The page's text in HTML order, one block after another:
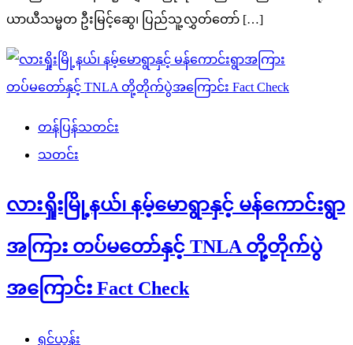
ယာယီသမ္မတ ဦးမြင့်ဆွေ၊ ပြည်သူ့လွှတ်တော် […]
တန်ပြန်သတင်း
သတင်း
လားရှိုးမြို့နယ်၊ နမ့်မောရွာနှင့် မန်ကောင်းရွာ
အကြား တပ်မတော်နှင့် TNLA တို့တိုက်ပွဲ
အကြောင်း Fact Check
ရှင်ယွန်း